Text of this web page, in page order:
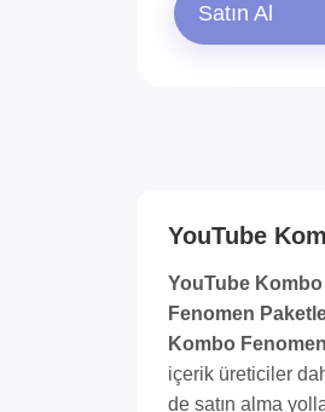
Satın Al
YouTube
YouTube
Fenomen
Kombo
içerik üreticiler
de satın alma